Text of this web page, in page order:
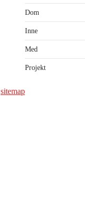
Dom
Inne
Med
Projekt
sitemap